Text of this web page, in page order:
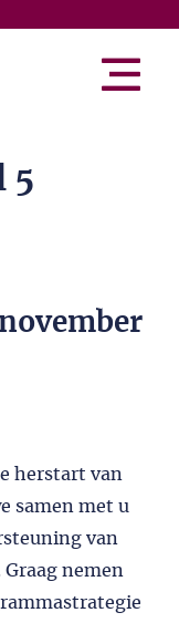
5
herstart van
samen met u
van
nemen